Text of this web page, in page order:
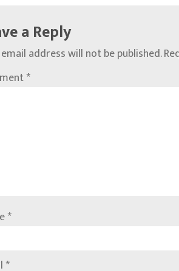
a Reply
address will not be published.
*
*
*